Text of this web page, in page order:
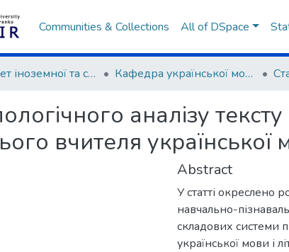
Communities & Collections All of DSpace
Факультет іноземної та слов’янської філології Кафедра української мови та літератури
аналізу
вчителя української
Abstract
У статті окреслено
навчально-
складових системи
української мови і